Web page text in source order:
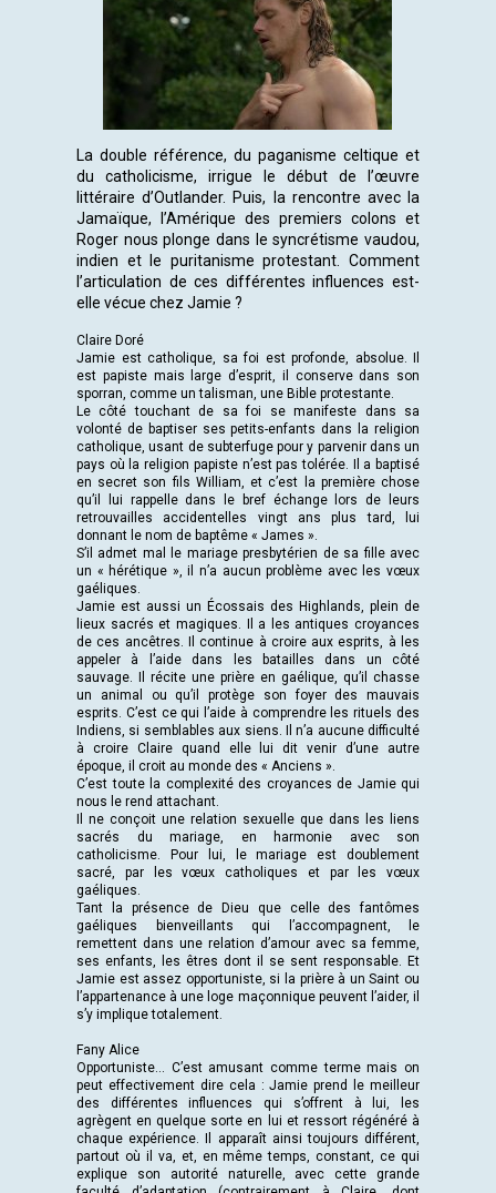
La double référence, du paganisme celtique et
du catholicisme, irrigue le début de l’œuvre
littéraire d’Outlander. Puis, la rencontre avec la
Jamaïque, l’Amérique des premiers colons et
Roger nous plonge dans le syncrétisme vaudou,
indien et le puritanisme protestant. Comment
l’articulation de ces différentes influences est-
elle vécue chez Jamie ?
Claire Doré
Jamie est catholique, sa foi est profonde, absolue. Il
est papiste mais large d’esprit, il conserve dans son
sporran, comme un talisman, une Bible protestante.
Le côté touchant de sa foi se manifeste dans sa
volonté de baptiser ses petits-enfants dans la religion
catholique, usant de subterfuge pour y parvenir dans un
pays où la religion papiste n’est pas tolérée. Il a baptisé
en secret son fils William, et c’est la première chose
qu’il lui rappelle dans le bref échange lors de leurs
retrouvailles accidentelles vingt ans plus tard, lui
donnant le nom de baptême « James ».
S’il admet mal le mariage presbytérien de sa fille avec
un « hérétique », il n’a aucun problème avec les vœux
gaéliques.
Jamie est aussi un Écossais des Highlands, plein de
lieux sacrés et magiques. Il a les antiques croyances
de ces ancêtres. Il continue à croire aux esprits, à les
appeler à l’aide dans les batailles dans un côté
sauvage. Il récite une prière en gaélique, qu’il chasse
un animal ou qu’il protège son foyer des mauvais
esprits. C’est ce qui l’aide à comprendre les rituels des
Indiens, si semblables aux siens. Il n’a aucune difficulté
à croire Claire quand elle lui dit venir d’une autre
époque, il croit au monde des « Anciens ».
C’est toute la complexité des croyances de Jamie qui
nous le rend attachant.
Il ne conçoit une relation sexuelle que dans les liens
sacrés du mariage, en harmonie avec son
catholicisme. Pour lui, le mariage est doublement
sacré, par les vœux catholiques et par les vœux
gaéliques.
Tant la présence de Dieu que celle des fantômes
gaéliques bienveillants qui l’accompagnent, le
remettent dans une relation d’amour avec sa femme,
ses enfants, les êtres dont il se sent responsable. Et
Jamie est assez opportuniste, si la prière à un Saint ou
l’appartenance à une loge maçonnique peuvent l’aider, il
s’y implique totalement.
Fany Alice
Opportuniste… C’est amusant comme terme mais on
peut effectivement dire cela : Jamie prend le meilleur
des différentes influences qui s’offrent à lui, les
agrègent en quelque sorte en lui et ressort régénéré à
chaque expérience. Il apparaît ainsi toujours différent,
partout où il va, et, en même temps, constant, ce qui
explique son autorité naturelle, avec cette grande